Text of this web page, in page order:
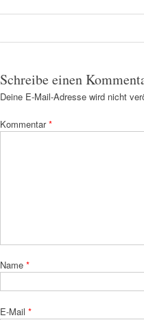
Schreibe einen
Deine E-Mail-Adresse wird nicht
Kommentar*
Name *
E-Mail *